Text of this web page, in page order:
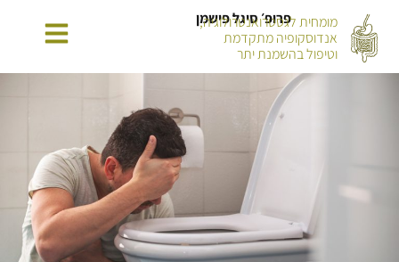
פרופ׳ סיגל פישמן
מומחית לגסטרואנטרולוגיה,
אנדוסקופיה מתקדמת
וטיפול בהשמנת יתר